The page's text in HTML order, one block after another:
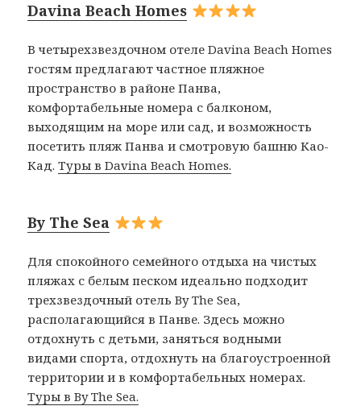
Davina Beach Homes
В четырехзвездочном отеле Davina Beach Homes
гостям предлагают частное пляжное
пространство в районе Панва,
комфортабельные номера с балконом,
выходящим на море или сад, и возможность
посетить пляж Панва и смотровую башню Као-
Кад.Туры в Davina Beach Homes.
By The Sea
Для спокойного семейного отдыха на чистых
пляжах с белым песком идеально подходит
трехзвездочный отель By The Sea,
располагающийся в Панве. Здесь можно
отдохнуть с детьми, заняться водными
видами спорта, отдохнуть на благоустроенной
территории и в комфортабельных номерах.
Туры в By The Sea.